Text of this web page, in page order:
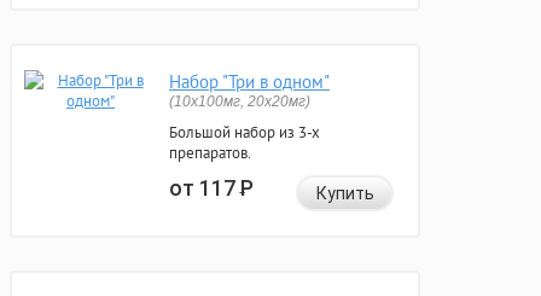
Набор "Три в одном"
(10x100мг, 20x20мг)
Большой набор из 3-х
препаратов.
от 117Р Купить